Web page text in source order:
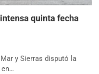
quinta fecha
y Sierras disputó la